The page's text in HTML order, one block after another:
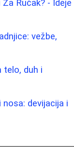
Ručak? - Ideje
vežbe,
telo, duh i
devijacija i